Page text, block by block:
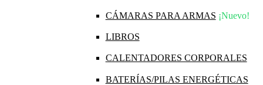
CÁMARAS PARA ARMAS ¡Nuevo!
LIBROS
CALENTADORES CORPORALES
BATERÍAS/PILAS ENERGÉTICAS